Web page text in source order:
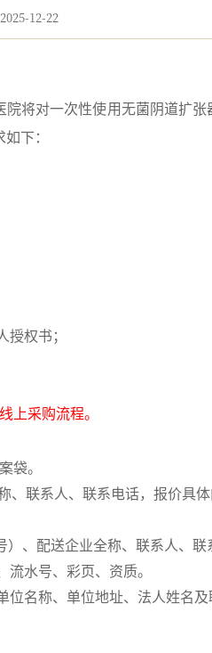
2025-12-22
院将对一次性使用无菌阴道扩张
下：
授权书；
上采购流程。
袋。
、联系人、联系电话，报价具体
、配送企业全称、联系人、
水号、彩页、资质。
名称、单位地址、法人姓名